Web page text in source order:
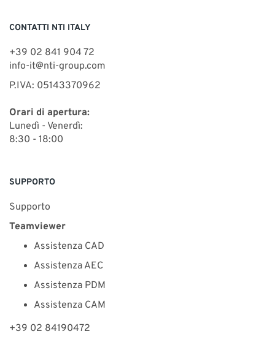
CONTATTI NTI ITALY
+39 02 841 904 72
info-it@nti-group.com
P.IVA: 05143370962
Orari di apertura:
Lunedì - Venerdì:
8:30 - 18:00
SUPPORTO
Supporto
Teamviewer
Assistenza CAD
Assistenza AEC
Assistenza PDM
Assistenza CAM
+39 02 84190472